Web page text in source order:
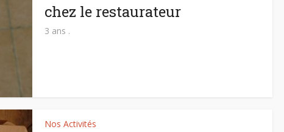
chez le restaurateur
3 ans .
Nos Activités